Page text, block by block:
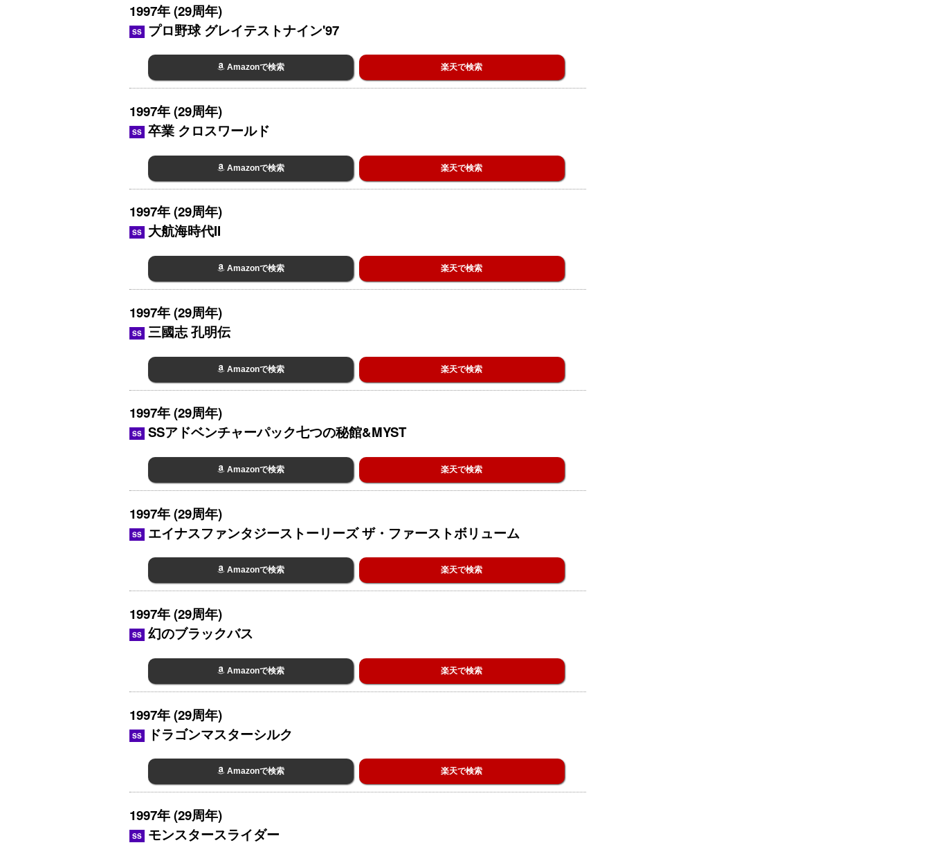
1997年 (29周年)
SS プロ野球 グレイテストナイン'97
Amazonで検索 楽天で検索
1997年 (29周年)
SS 卒業 クロスワールド
Amazonで検索 楽天で検索
1997年 (29周年)
SS 大航海時代II
Amazonで検索 楽天で検索
1997年 (29周年)
SS 三國志 孔明伝
Amazonで検索 楽天で検索
1997年 (29周年)
SS SSアドベンチャーパック七つの秘館&MYST
Amazonで検索 楽天で検索
1997年 (29周年)
SS エイナスファンタジーストーリーズ ザ・ファーストボリューム
Amazonで検索 楽天で検索
1997年 (29周年)
SS 幻のブラックバス
Amazonで検索 楽天で検索
1997年 (29周年)
SS ドラゴンマスターシルク
Amazonで検索 楽天で検索
1997年 (29周年)
SS モンスタースライダー